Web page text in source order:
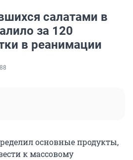
салатами в
за 120
в реанимации
основные продукты,
к массовому